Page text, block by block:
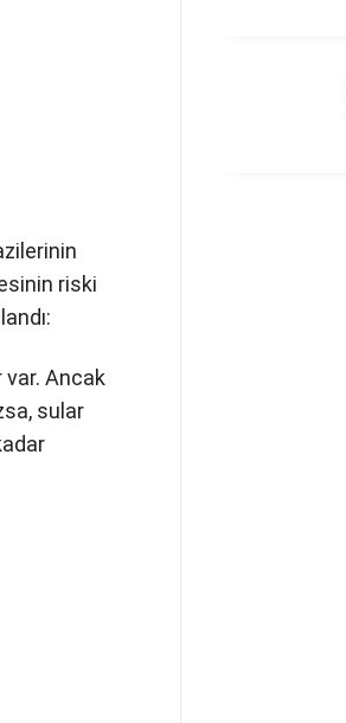
riski
var. Ancak
sular